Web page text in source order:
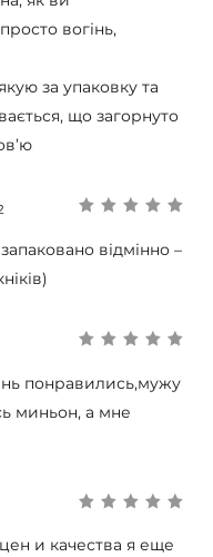
вогінь,
за упаковку та
що загорнуто
5 відмінно –
5
понравились,мужу
миньон, а мне
5
и качества я еще